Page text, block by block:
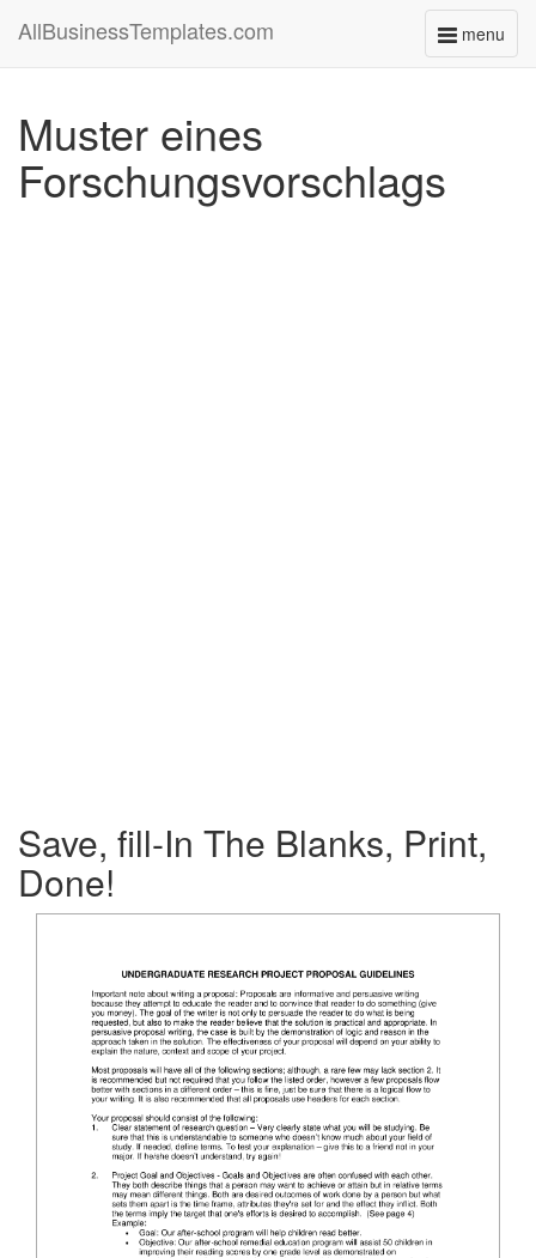
menu
Toggle
AllBusinessTemplates.com
Muster eines
Forschungsvorschlags
Save, fill-In The Blanks, Print,
Done!